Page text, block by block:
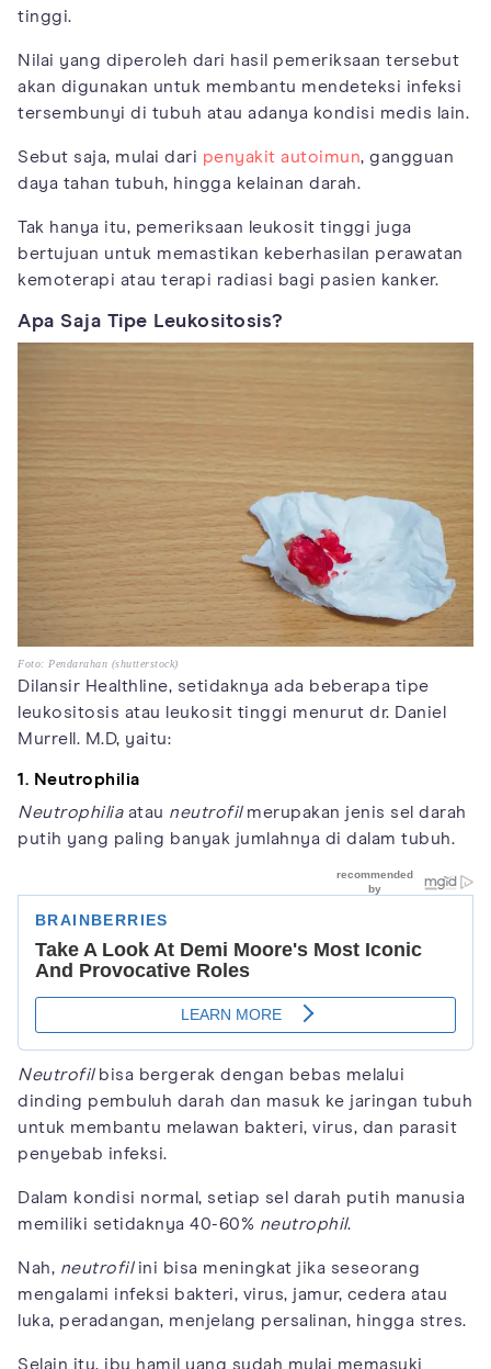
tinggi.
Nilai yang diperoleh dari hasil pemeriksaan tersebut
akan digunakan untuk membantu mendeteksi infeksi
tersembunyi di tubuh atau adanya kondisi medis lain.
Sebut saja, mulai dari penyakit autoimun, gangguan
daya tahan tubuh, hingga kelainan darah.
Tak hanya itu, pemeriksaan leukosit tinggi juga
bertujuan untuk memastikan keberhasilan perawatan
kemoterapi atau terapi radiasi bagi pasien kanker.
Apa Saja Tipe Leukositosis?
Foto: Pendarahan (shutterstock)
Dilansir Healthline, setidaknya ada beberapa tipe
leukositosis atau leukosit tinggi menurut dr. Daniel
Murrell. M.D, yaitu:
1. Neutrophilia
Neutrophiliaatau neutrofilmerupakan jenis sel darah
putih yang paling banyak jumlahnya di dalam tubuh.
Neutrofilbisa bergerak dengan bebas melalui
dinding pembuluh darah dan masuk ke jaringan tubuh
untuk membantu melawan bakteri, virus, dan parasit
penyebab infeksi.
Dalam kondisi normal, setiap sel darah putih manusia
memiliki setidaknya 40-60% neutrophil.
Nah, neutrofilini bisa meningkat jika seseorang
mengalami infeksi bakteri, virus, jamur, cedera atau
luka, peradangan, menjelang persalinan, hingga stres.
Selain itu, ibu hamil yang sudah mulai memasuki